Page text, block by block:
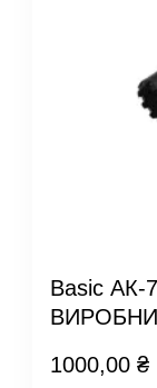
Basic АК-
1000,00 ₴